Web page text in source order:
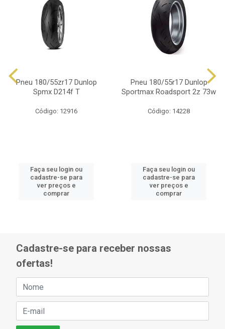
Pneu 180/55zr17 Dunlop
Spmx D214f T
Código: 12916
Faça seu login ou
cadastre-se para
ver preços e
comprar
Pneu 180/55r17 Dunlop
Sportmax Roadsport 2z 73w
Código: 14228
Faça seu login ou
cadastre-se para
ver preços e
comprar
Cadastre-se para receber nossas
ofertas!